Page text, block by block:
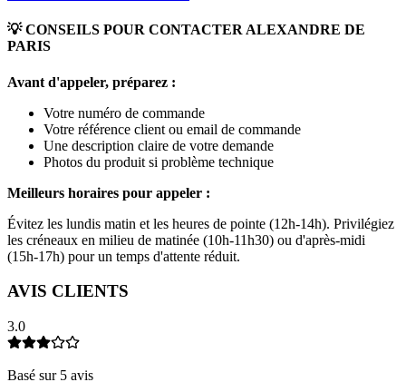
💡 CONSEILS POUR CONTACTER ALEXANDRE DE
PARIS
Avant d'appeler, préparez :
Votre numéro de commande
Votre référence client ou email de commande
Une description claire de votre demande
Photos du produit si problème technique
Meilleurs horaires pour appeler :
Évitez les lundis matin et les heures de pointe (12h-14h). Privilégiez
les créneaux en milieu de matinée (10h-11h30) ou d'après-midi
(15h-17h) pour un temps d'attente réduit.
AVIS CLIENTS
3.0
Basé sur 5 avis